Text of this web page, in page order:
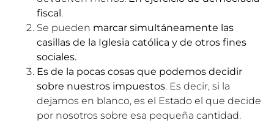
fiscal.
Se pueden marcar simultáneamente las
casillas de la Iglesia católica y de otros fines
sociales.
Es de la pocas cosas que podemos decidir
sobre nuestros impuestos. Es decir, si la
dejamos en blanco, es el Estado el que decide
por nosotros sobre esa pequeña cantidad.